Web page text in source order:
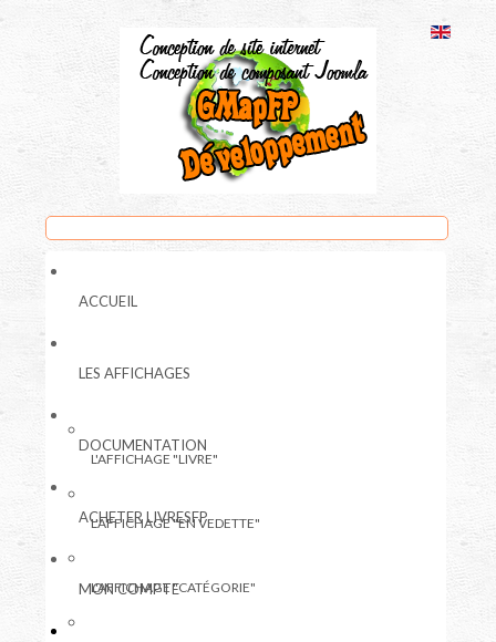
ACCUEIL
LES AFFICHAGES
L'AFFICHAGE "LIVRE"
L'AFFICHAGE "EN VEDETTE"
L'AFFICHAGE "CATÉGORIE"
DOCUMENTATION
ACHETER LIVRESFP
MON COMPTE